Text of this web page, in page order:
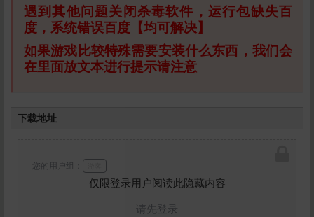
遇到其他问题关闭杀毒软件，运行包缺失百
度，系统错误百度【均可解决】
如果游戏比较特殊需要安装什么东西，我们会
在里面放文本进行提示请注意
下载地址
仅限登录用户阅读此隐藏内容
请先登录
您的用户组：